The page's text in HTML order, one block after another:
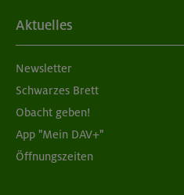
Aktuelles
Newsletter
Schwarzes Brett
Obacht geben!
App "Mein DAV+"
Öffnungszeiten